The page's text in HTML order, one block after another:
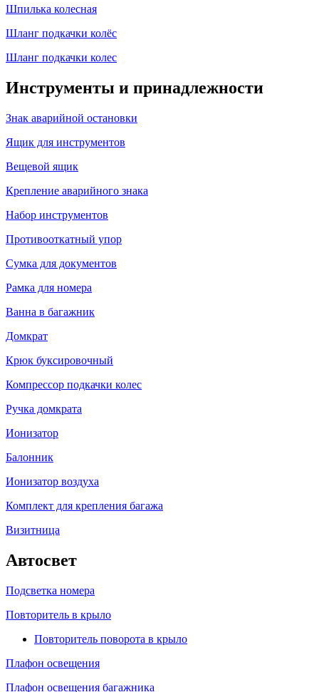
Шпилька колесная
Шланг подкачки колёс
Шланг подкачки колес
Инструменты и принадлежности
Знак аварийной остановки
Ящик для инструментов
Вещевой ящик
Крепление аварийного знака
Набор инструментов
Противооткатный упор
Сумка для документов
Рамка для номера
Ванна в багажник
Домкрат
Крюк буксировочный
Компрессор подкачки колес
Ручка домкрата
Ионизатор
Балонник
Ионизатор воздуха
Комплект для крепления багажа
Визитница
Автосвет
Подсветка номера
Повторитель в крыло
Повторитель поворота в крыло
Плафон освещения
Плафон освещения багажника